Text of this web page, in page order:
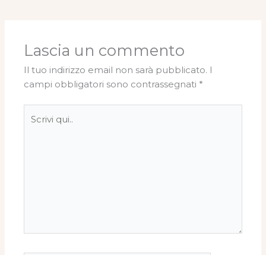
Lascia un commento
Il tuo indirizzo email non sarà pubblicato. I
campi obbligatori sono contrassegnati *
qui..